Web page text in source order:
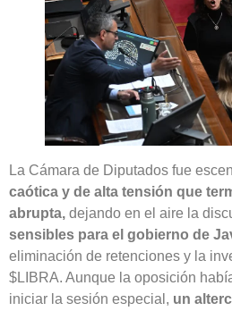
La Cámara de Diputados fue
caótica y de alta tensión que
abrupta, dejando en el aire la
sensibles para el gobierno de
eliminación de retenciones y la
$LIBRA. Aunque la oposición
iniciar la sesión especial, un